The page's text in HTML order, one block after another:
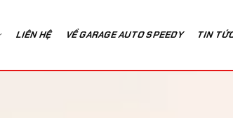
LIÊN HỆ VỀ GARAGE AUTO SPEEDY TIN